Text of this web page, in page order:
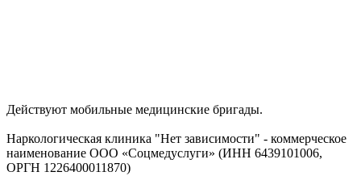
Действуют мобильные медицинские бригады.
Наркологическая клиника "Нет зависимости" - коммерческое
наименование ООО «Соцмедуслуги» (ИНН 6439101006,
ОРГН 1226400011870)